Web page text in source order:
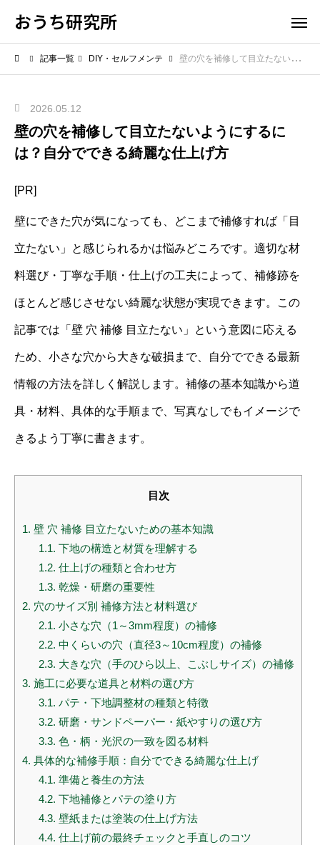
おうち研究所
記事一覧 DIY・セルフメンテ 壁の穴を補修して目立たないようにするには？自分でできる綺麗な仕上げ方
2026.05.12
壁の穴を補修して目立たないようにするに
は？自分でできる綺麗な仕上げ方
[PR]
壁にできた穴が気になっても、どこまで補修すれば「目
立たない」と感じられるかは悩みどころです。適切な材
料選び・丁寧な手順・仕上げの工夫によって、補修跡を
ほとんど感じさせない綺麗な状態が実現できます。この
記事では「壁 穴 補修 目立たない」という意図に応える
ため、小さな穴から大きな破損まで、自分でできる最新
情報の方法を詳しく解説します。補修の基本知識から道
具・材料、具体的な手順まで、写真なしでもイメージで
きるよう丁寧に書きます。
目次
1. 壁 穴 補修 目立たないための基本知識
1.1. 下地の構造と材質を理解する
1.2. 仕上げの種類と合わせ方
1.3. 乾燥・研磨の重要性
2. 穴のサイズ別 補修方法と材料選び
2.1. 小さな穴（1～3mm程度）の補修
2.2. 中くらいの穴（直径3～10cm程度）の補修
2.3. 大きな穴（手のひら以上、こぶしサイズ）の補修
3. 施工に必要な道具と材料の選び方
3.1. パテ・下地調整材の種類と特徴
3.2. 研磨・サンドペーパー・紙やすりの選び方
3.3. 色・柄・光沢の一致を図る材料
4. 具体的な補修手順：自分でできる綺麗な仕上げ
4.1. 準備と養生の方法
4.2. 下地補修とパテの塗り方
4.3. 壁紙または塗装の仕上げ方法
4.4. 仕上げ前の最終チェックと手直しのコツ